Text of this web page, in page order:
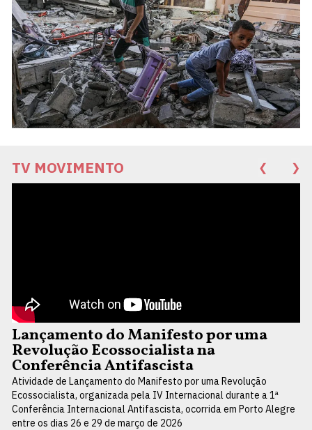
TV MOVIMENTO ❮ ❯
Lançamento do Manifesto por uma
Revolução Ecossocialista na
Conferência Antifascista
Atividade de Lançamento do Manifesto por uma Revolução
Ecossocialista, organizada pela IV Internacional durante a 1ª
Conferência Internacional Antifascista, ocorrida em Porto Alegre
entre os dias 26 e 29 de março de 2026